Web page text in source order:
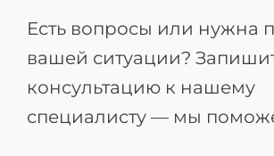
Есть вопросы или нужна
вашей ситуации?
консультацию к нашему
специалисту — мы